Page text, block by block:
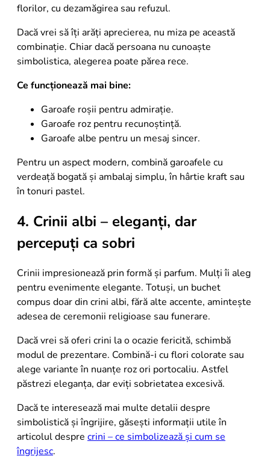
florilor, cu dezamăgirea sau refuzul.
Dacă vrei să îți arăți aprecierea, nu miza pe această
combinație. Chiar dacă persoana nu cunoaște
simbolistica, alegerea poate părea rece.
Ce funcționează mai bine:
Garoafe roșii pentru admirație.
Garoafe roz pentru recunoștință.
Garoafe albe pentru un mesaj sincer.
Pentru un aspect modern, combină garoafele cu
verdeață bogată și ambalaj simplu, în hârtie kraft sau
în tonuri pastel.
4. Crinii albi – eleganți, dar
percepuți ca sobri
Crinii impresionează prin formă și parfum. Mulți îi aleg
pentru evenimente elegante. Totuși, un buchet
compus doar din crini albi, fără alte accente, amintește
adesea de ceremonii religioase sau funerare.
Dacă vrei să oferi crini la o ocazie fericită, schimbă
modul de prezentare. Combină-i cu flori colorate sau
alege variante în nuanțe roz ori portocaliu. Astfel
păstrezi eleganța, dar eviți sobrietatea excesivă.
Dacă te interesează mai multe detalii despre
simbolistică și îngrijire, găsești informații utile în
articolul despre crini – ce simbolizează și cum se
îngrijesc.